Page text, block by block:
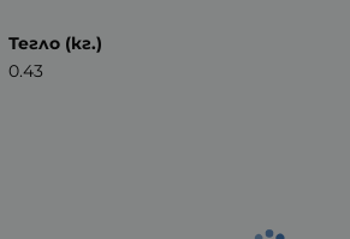
Тегло (кг.)
0.43